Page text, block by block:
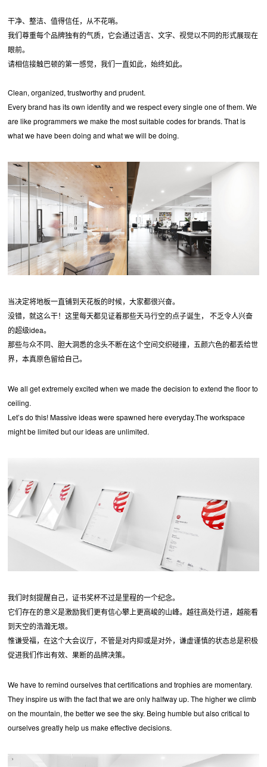
干净、整洁、值得信任，从不花哨。
我们尊重每个品牌独有的气质，它会通过语言、文字、视觉以不同的形式展现在
眼前。
请相信接触巴顿的第一感觉，我们一直如此，始终如此。
Clean, organized, trustworthy and prudent.
Every brand has its own identity and we respect every single one of them. We
are like programmers we make the most suitable codes for brands. That is
what we have been doing and what we will be doing.
当决定将地板一直铺到天花板的时候，大家都很兴奋。
没错，就这么干！这里每天都见证着那些天马行空的点子诞生， 不乏令人兴奋
的超级idea。
那些与众不同、胆大洞悉的念头不断在这个空间交织碰撞，五颜六色的都丢给世
界，本真原色留给自己。
We all get extremely excited when we made the decision to extend the floor to
ceiling.
Let’s do this! Massive ideas were spawned here everyday.The workspace
might be limited but our ideas are unlimited.
我们时刻提醒自己，证书奖杯不过是里程的一个纪念。
它们存在的意义是激励我们更有信心攀上更高峻的山峰。越往高处行进，越能看
到天空的浩瀚无垠。
惟谦受福，在这个大会议厅，不管是对内抑或是对外，谦虚谨慎的状态总是积极
促进我们作出有效、果断的品牌决策。
We have to remind ourselves that certifications and trophies are momentary.
They inspire us with the fact that we are only halfway up. The higher we climb
on the mountain, the better we see the sky. Being humble but also critical to
ourselves greatly help us make effective decisions.